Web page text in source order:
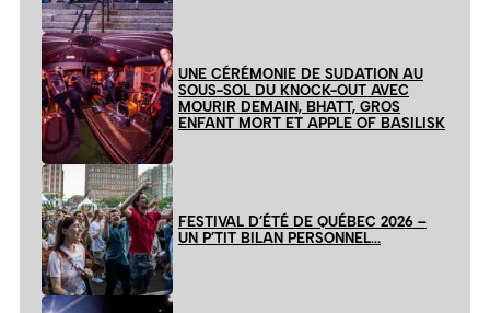
UNE CÉRÉMONIE DE SUDATION AU
SOUS-SOL DU KNOCK-OUT AVEC
MOURIR DEMAIN, BHATT, GROS
ENFANT MORT ET APPLE OF BASILISK
FESTIVAL D’ÉTÉ DE QUÉBEC 2026 –
UN P’TIT BILAN PERSONNEL…